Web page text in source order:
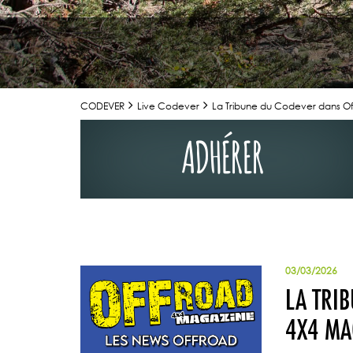
CODEVER Live Codever La Tribune du Codever dans
ADHÉRER
03/03/2026
LA
4X4
02/07/2026
LA TRIBUNE
MAGAZINE N°123
Retrouvez la
Mag" n°123